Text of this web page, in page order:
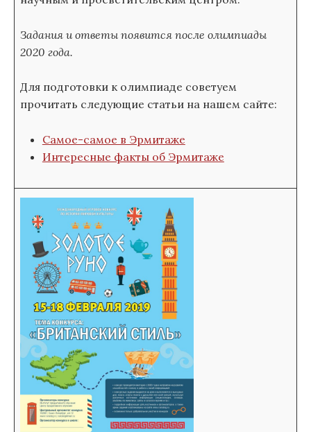
Задания и ответы появится после олимпиады
2020 года.
Для подготовки к олимпиаде советуем
прочитать следующие статьи на нашем сайте:
Самое-самое в Эрмитаже
Интересные факты об Эрмитаже